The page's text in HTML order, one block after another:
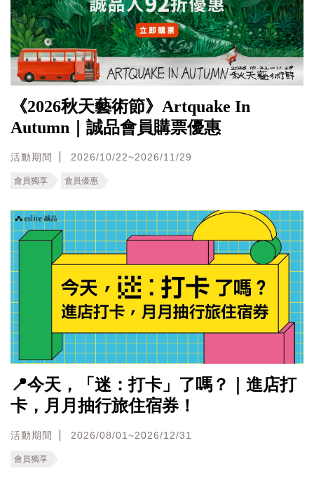
《2026秋天藝術節》Artquake In
Autumn｜誠品會員購票優惠
活動期間 2026/10/22~2026/11/29
會員獨享 會員優惠
📍今天，「迷：打卡」了嗎？｜進店打
卡，月月抽行旅住宿券！
活動期間 2026/08/01~2026/12/31
會員獨享